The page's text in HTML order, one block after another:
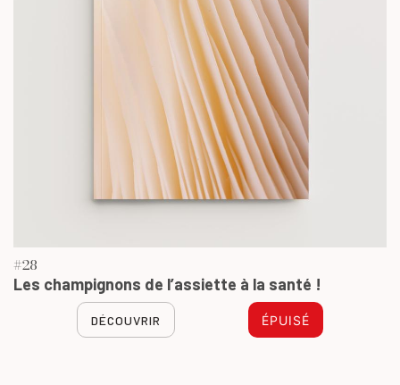
#28
Les champignons de l’assiette à la santé !
DÉCOUVRIR ÉPUISÉ